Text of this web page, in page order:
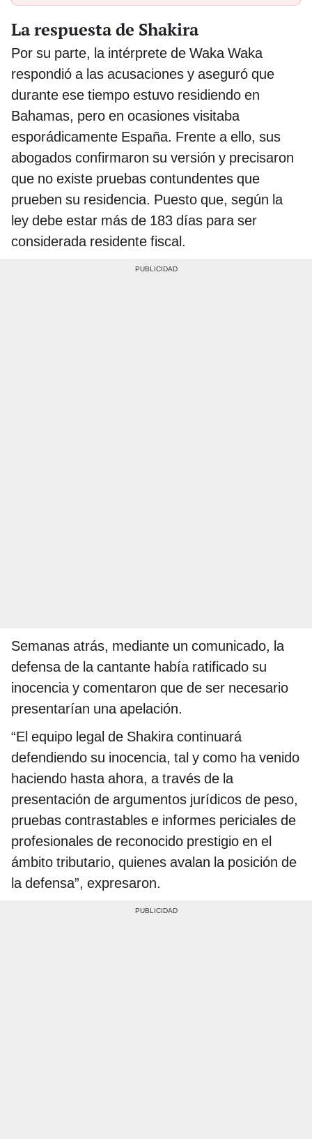
La respuesta de Shakira
Por su parte, la intérprete de Waka Waka
respondió a las acusaciones y aseguró que
durante ese tiempo estuvo residiendo en
Bahamas, pero en ocasiones visitaba
esporádicamente España. Frente a ello, sus
abogados confirmaron su versión y precisaron
que no existe pruebas contundentes que
prueben su residencia. Puesto que, según la
ley debe estar más de 183 días para ser
considerada residente fiscal.
Semanas atrás, mediante un comunicado, la
defensa de la cantante había ratificado su
inocencia y comentaron que de ser necesario
presentarían una apelación.
“El equipo legal de Shakira continuará
defendiendo su inocencia, tal y como ha venido
haciendo hasta ahora, a través de la
presentación de argumentos jurídicos de peso,
pruebas contrastables e informes periciales de
profesionales de reconocido prestigio en el
ámbito tributario, quienes avalan la posición de
la defensa”, expresaron.